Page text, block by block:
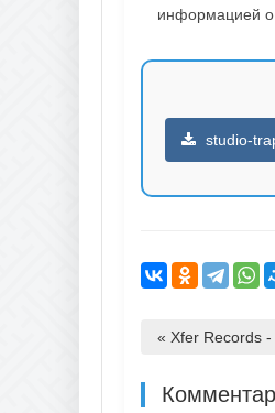
информацией о
studio-
« Xfer Records